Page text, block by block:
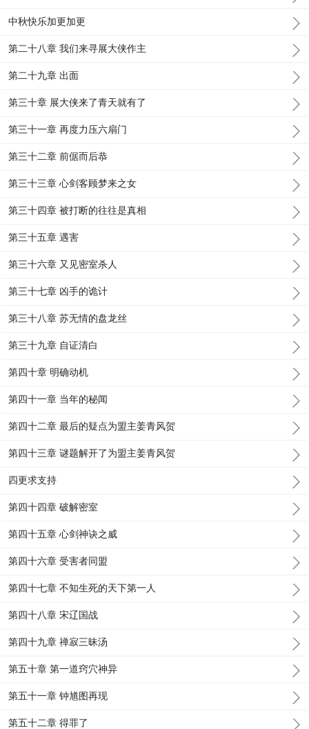
中秋快乐加更加更
第二十八章 我们来寻展大侠作主
第二十九章 出面
第三十章 展大侠来了青天就有了
第三十一章 再度力压六扇门
第三十二章 前倨而后恭
第三十三章 心剑客顾梦来之女
第三十四章 被打断的往往是真相
第三十五章 遇害
第三十六章 又见密室杀人
第三十七章 凶手的诡计
第三十八章 苏无情的盘龙丝
第三十九章 自证清白
第四十章 明确动机
第四十一章 当年的秘闻
第四十二章 最后的疑点为盟主姜青风贺
第四十三章 谜题解开了为盟主姜青风贺
四更求支持
第四十四章 破解密室
第四十五章 心剑神诀之威
第四十六章 受害者同盟
第四十七章 不知生死的天下第一人
第四十八章 宋辽国战
第四十九章 禅寂三昧汤
第五十章 第一道窍穴神异
第五十一章 钟馗图再现
第五十二章 得罪了